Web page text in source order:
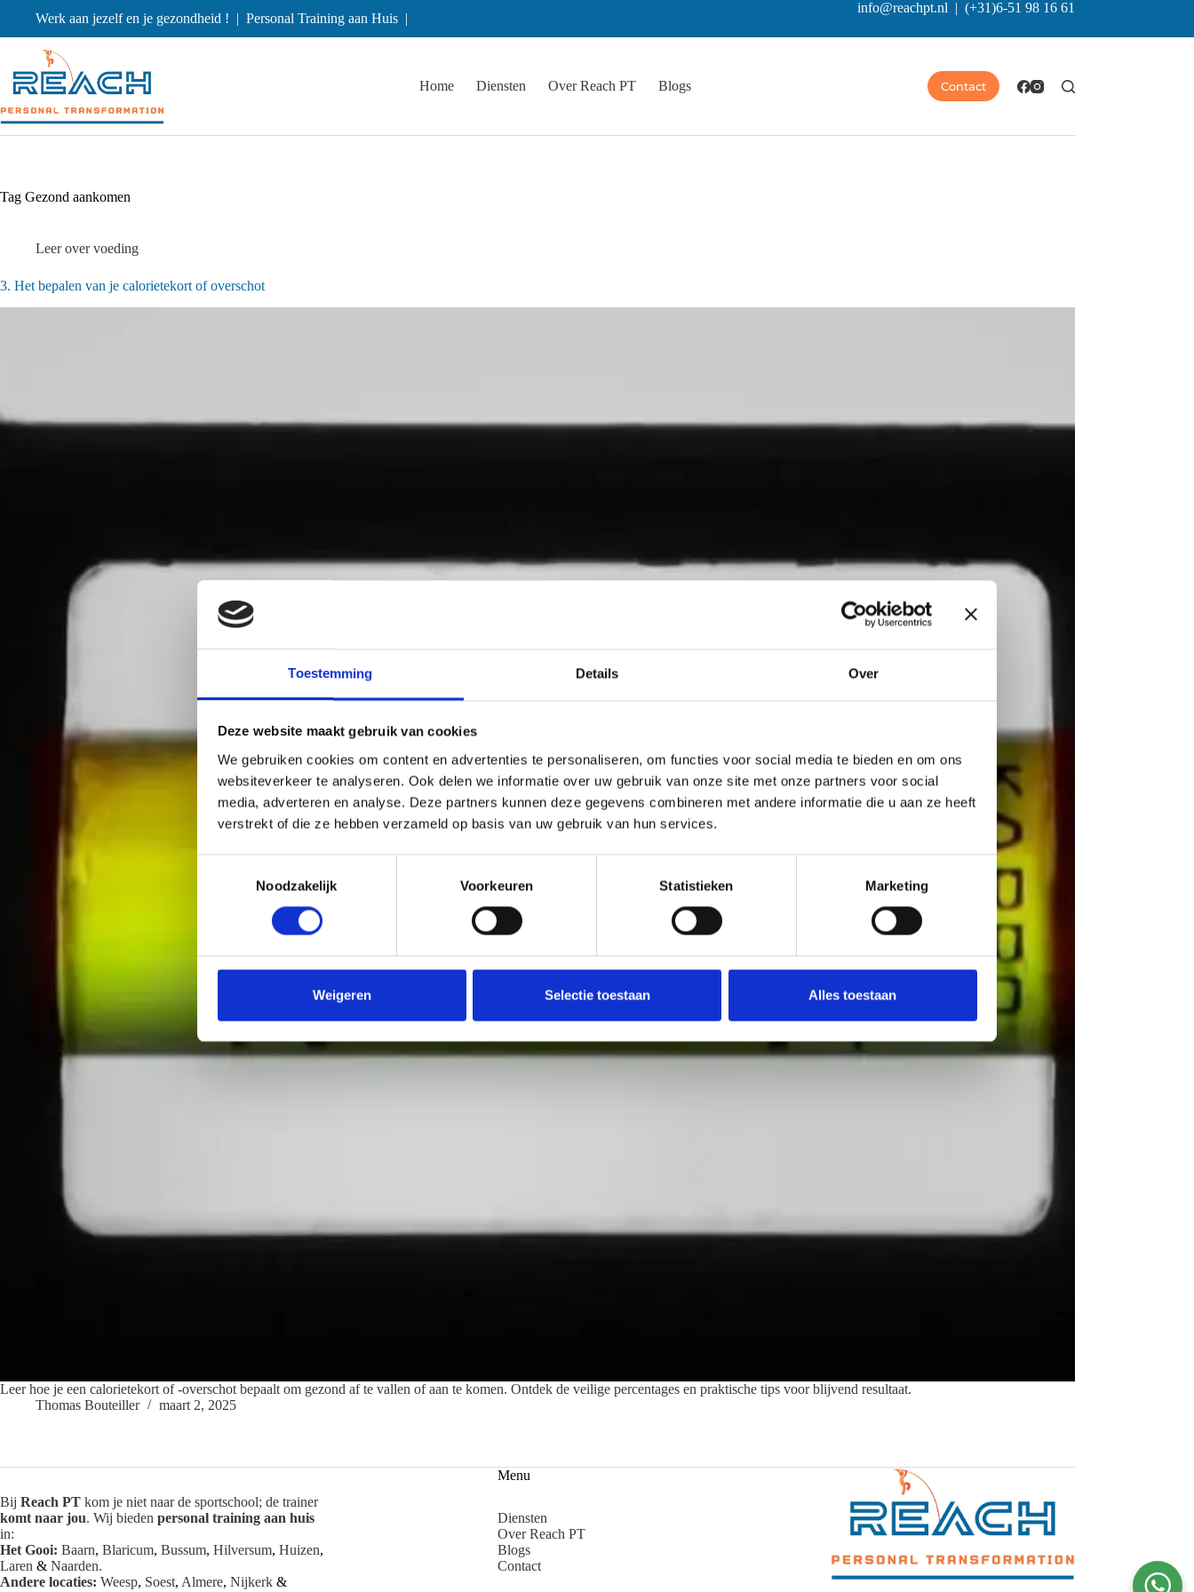
Toestemming Details Over
Deze website maakt gebruik van cookies
We gebruiken cookies om content en advertenties te personaliseren, om functies voor social media te bieden en om ons
websiteverkeer te analyseren. Ook delen we informatie over uw gebruik van onze site met onze partners voor social
media, adverteren en analyse. Deze partners kunnen deze gegevens combineren met andere informatie die u aan ze heeft
verstrekt of die ze hebben verzameld op basis van uw gebruik van hun services.
i
n
t
Noodzakelijk Voorkeuren Statistieken Marketing
Weigeren Selectie toestaan Alles toestaan
Werk aan jezelf en je gezondheid ! | Personal Training aan Huis |
info@reachpt.nl | (+31)6-51 98 16 61
Home Diensten Over Reach PT Blogs Contact
Tag Gezond aankomen
Leer over voeding
3. Het bepalen van je calorietekort of overschot
Leer hoe je een calorietekort of -overschot bepaalt om gezond af te vallen of aan te komen. Ontdek de veilige percentages en praktische tips voor blijvend resultaat.
Thomas Bouteiller
maart 2, 2025
Bij Reach PT kom je niet naar de sportschool; de trainer
komt naar jou. Wij bieden personal training aan huis
in:
Het Gooi: Baarn, Blaricum, Bussum, Hilversum, Huizen,
Laren & Naarden.
Andere locaties: Weesp, Soest, Almere, Nijkerk &
Menu
Diensten
Over Reach PT
Blogs
Contact